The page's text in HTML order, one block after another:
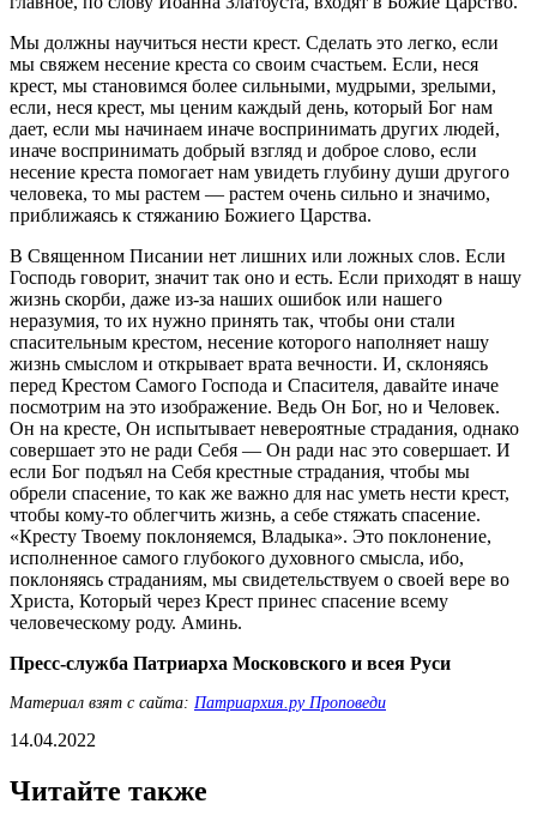
Мы должны научиться нести крест. Сделать это легко, если
мы свяжем несение креста со своим счастьем. Если, неся
крест, мы становимся более сильными, мудрыми, зрелыми,
если, неся крест, мы ценим каждый день, который Бог нам
дает, если мы начинаем иначе воспринимать других людей,
иначе воспринимать добрый взгляд и доброе слово, если
несение креста помогает нам увидеть глубину души другого
человека, то мы растем — растем очень сильно и значимо,
приближаясь к стяжанию Божиего Царства.
В Священном Писании нет лишних или ложных слов. Если
Господь говорит, значит так оно и есть. Если приходят в нашу
жизнь скорби, даже из-за наших ошибок или нашего
неразумия, то их нужно принять так, чтобы они стали
спасительным крестом, несение которого наполняет нашу
жизнь смыслом и открывает врата вечности. И, склоняясь
перед Крестом Самого Господа и Спасителя, давайте иначе
посмотрим на это изображение. Ведь Он Бог, но и Человек.
Он на кресте, Он испытывает невероятные страдания, однако
совершает это не ради Себя — Он ради нас это совершает. И
если Бог подъял на Себя крестные страдания, чтобы мы
обрели спасение, то как же важно для нас уметь нести крест,
чтобы кому-то облегчить жизнь, а себе стяжать спасение.
«Кресту Твоему поклоняемся, Владыка». Это поклонение,
исполненное самого глубокого духовного смысла, ибо,
поклоняясь страданиям, мы свидетельствуем о своей вере во
Христа, Который через Крест принес спасение всему
человеческому роду. Аминь.
Пресс-служба Патриарха Московского и всея Руси
Материал взят с сайта: Патриархия.ру Проповеди
14.04.2022
Читайте также